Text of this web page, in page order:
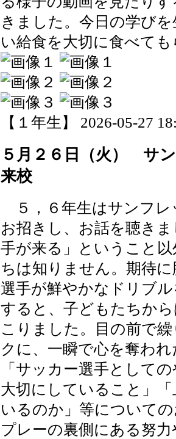
きました。今日の学び
い給食を大切に食べて
【１年生】 2026-05-27
５月２６日（火） サ
来校
５，６年生はサンフレ
お招きし、お話を聴き
手が来る」ということ
ちは知りません。期待
選手が鮮やかなドリブ
すると、子どもたちか
こりました。目の前で
クに、一瞬で心を奪わ
「サッカー選手として
大切にしていること」
いるのか」等について
プレーの裏側にある努